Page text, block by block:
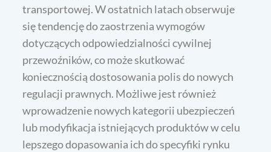
transportowej. W ostatnich latach obserwuje
się tendencję do zaostrzenia wymogów
dotyczących odpowiedzialności cywilnej
przewoźników, co może skutkować
koniecznością dostosowania polis do nowych
regulacji prawnych. Możliwe jest również
wprowadzenie nowych kategorii ubezpieczeń
lub modyfikacja istniejących produktów w celu
lepszego dopasowania ich do specyfiki rynku